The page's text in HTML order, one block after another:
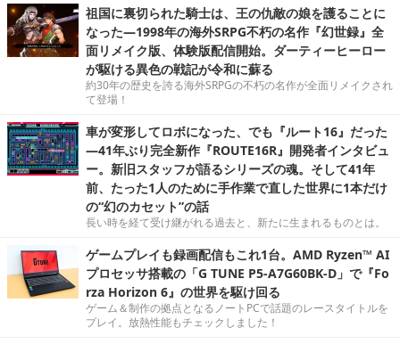
祖国に裏切られた騎士は、王の仇敵の娘を護ることに
なった―1998年の海外SRPG不朽の名作『幻世録』全
面リメイク版、体験版配信開始。ダーティーヒーロー
が駆ける異色の戦記が令和に蘇る
約30年の歴史を誇る海外SRPGの不朽の名作が全面リメイクされ
て登場！
車が変形してロボになった、でも『ルート16』だった
―41年ぶり完全新作『ROUTE16R』開発者インタビュ
ー。新旧スタッフが語るシリーズの魂。そして41年
前、たった1人のために手作業で直した世界に1本だけ
の“幻のカセット”の話
長い時を経て受け継がれる過去と、新たに生まれるものとは。
ゲームプレイも録画配信もこれ1台。AMD Ryzen™ AI
プロセッサ搭載の「G TUNE P5-A7G60BK-D」で『Fo
rza Horizon 6』の世界を駆け回る
ゲーム＆制作の拠点となるノートPCで話題のレースタイトルを
プレイ。放熱性能もチェックしました！